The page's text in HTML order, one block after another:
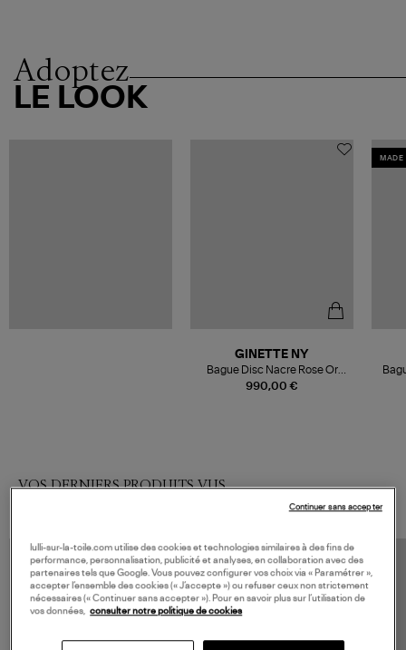
Adoptez
LE LOOK
990,00 €
GINETTE NY
Bague Disc Nacre Rose Or
Rose
MADE
VOS DERNIERS PRODUITS VUS
lulli-sur-la-toile.com utilise des cookies et technologies similaires à des fins de
performance, personnalisation, publicité et analyses, en collaboration avec des
partenaires tels que Google. Vous pouvez configurer vos choix via « Paramétrer »,
accepter l’ensemble des cookies (« J’accepte ») ou refuser ceux non strictement
nécessaires (« Continuer sans accepter »). Pour en savoir plus sur l’utilisation de
vos données, consulter notre politique de cookies
Continuer sans accepter